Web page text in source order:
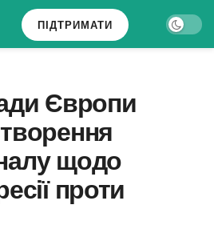
ПІДТРИМАТИ
Європи
щодо
проти